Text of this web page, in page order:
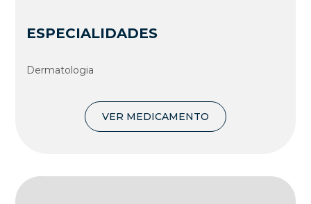
ESPECIALIDADES
Dermatologia
VER MEDICAMENTO